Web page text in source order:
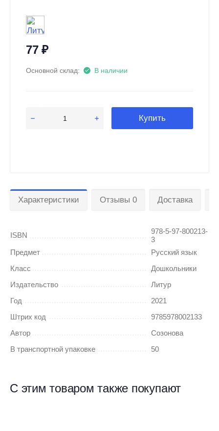
77₽
Основной склад: В наличии
Купить
Характеристики Отзывы 0 Доставка
ISBN
978-5-97-800213-
3
Предмет
Русский язык
Класс
Дошкольники
Издательство
Литур
Год
2021
Штрих код
9785978002133
Автор
Созонова
В транспортной упаковке
50
С этим товаром также покупают